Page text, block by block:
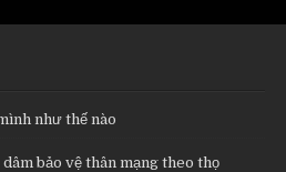
như thế nào
bảo vệ thân mạng theo thọ